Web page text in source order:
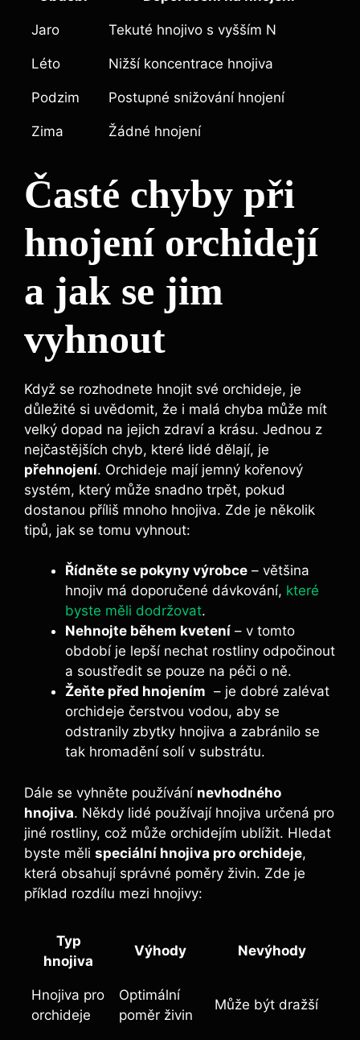
Jaro Tekuté hnojivo s vyšším⁤ N
Léto Nižší koncentrace ‍hnojiva
Podzim Postupné snižování hnojení
Zima Žádné hnojení
Časté chyby při
hnojení orchidejí⁣
a jak se jim ​
vyhnout
Když se rozhodnete hnojit⁤ své orchideje, je​
důležité si uvědomit, ⁤že ⁢i malá chyba ⁣může mít​
velký ⁣dopad na ⁣jejich zdraví‌ a krásu. Jednou z
nejčastějších chyb, které ‌lidé dělají, je
přehnojení. Orchideje mají⁣ jemný kořenový
‍systém, ⁤který‍ může snadno trpět,⁢ pokud
dostanou příliš mnoho ​hnojiva. Zde je několik ​
tipů, jak ‍se ‍tomu vyhnout:
Řídněte se pokyny⁣ výrobce – většina
hnojiv má doporučené dávkování, které
byste měli dodržovat.
Nehnojte během kvetení ‍– v ⁤tomto
‌období ​je lepší nechat rostliny odpočinout
a soustředit se pouze na ⁣péči o ně.
Žeňte před hnojením ‌ – je dobré zalévat
orchideje čerstvou ​vodou, aby se
odstranily zbytky hnojiva a zabránilo se⁤
tak hromadění solí​ v substrátu.
Dále se vyhněte používání nevhodného
hnojiva. Někdy lidé používají hnojiva​ určená pro
jiné⁤ rostliny, což‌ může orchidejím ublížit. ​Hledat
byste měli⁢ speciální hnojiva‍ pro orchideje,
která obsahují ​správné poměry⁣ živin. Zde ​je
příklad ⁢rozdílu mezi hnojivy:
Typ
⁤hnojiva
Výhody Nevýhody
Hnojiva pro
orchideje
Optimální
poměr živin
Může být dražší